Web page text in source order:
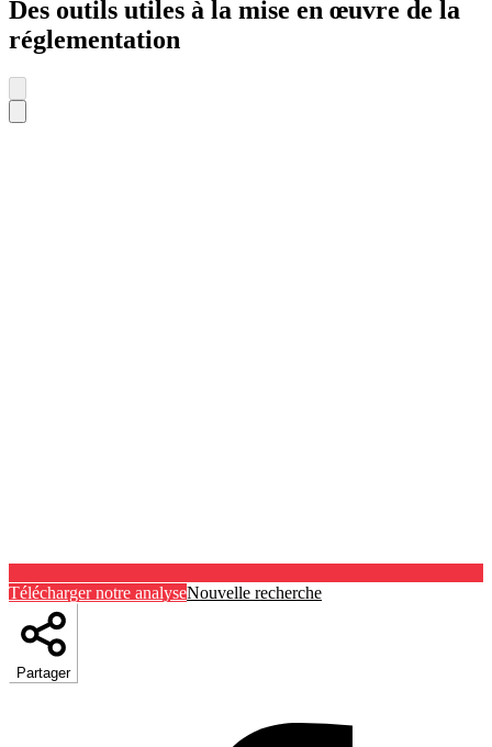
Des outils utiles à la mise en œuvre de la
réglementation
Télécharger notre analyseNouvelle recherche
Partager